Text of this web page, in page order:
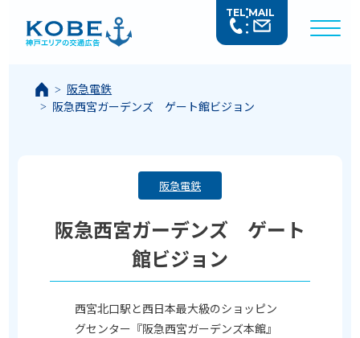
TEL MAIL
阪急電鉄
阪急西宮ガーデンズ ゲート館ビジョン
阪急電鉄
阪急西宮ガーデンズ ゲート
館ビジョン
西宮北口駅と西日本最大級のショッピン
グセンター『阪急西宮ガーデンズ本館』